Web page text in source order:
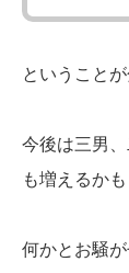
ということが
今後は三男
も増えるかも
何かとお騒